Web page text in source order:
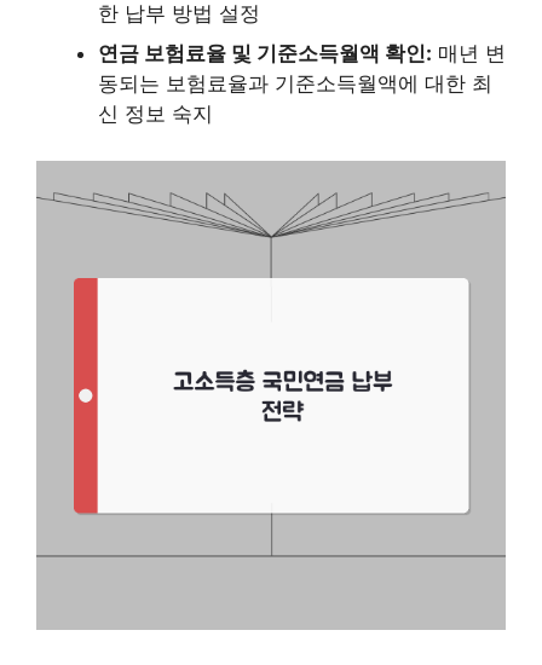
한 납부 방법 설정
연금 보험료율 및 기준소득월액 확인: 매년 변
동되는 보험료율과 기준소득월액에 대한 최
신 정보 숙지